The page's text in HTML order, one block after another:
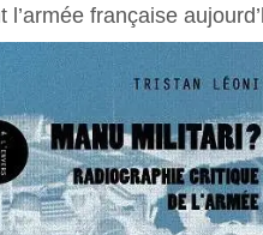
l’armée française